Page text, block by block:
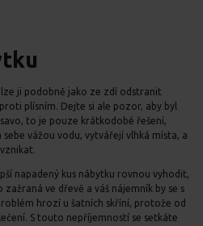
lze ji podobně jako ze zdí odstranit
plísním. Dejte si ale pozor, aby byl
to je pouze krátkodobé řešení,
vážou vodu, vytvářejí vlhká místa, a
napadený kus nábytku rovnou vyhodit,
ve dřevě a váš nájemník by se s
hrozí u šatních skříní, protože od
S touto nepříjemností se setkáte